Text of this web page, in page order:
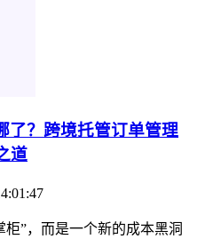
了？跨境托管订单管理
道
”，而是一个新的成本黑洞